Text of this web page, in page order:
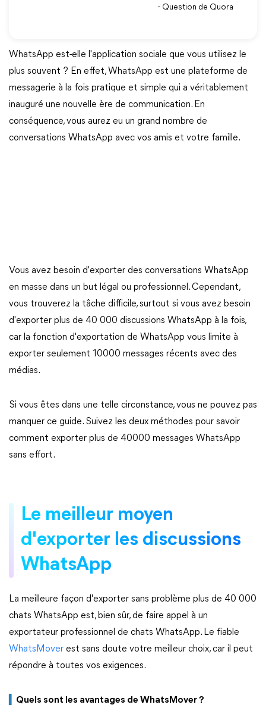
- Question de Quora
WhatsApp est-elle l'application sociale que vous utilisez le
plus souvent ? En effet, WhatsApp est une plateforme de
messagerie à la fois pratique et simple qui a véritablement
inauguré une nouvelle ère de communication. En
conséquence, vous aurez eu un grand nombre de
conversations WhatsApp avec vos amis et votre famille.
Vous avez besoin d'exporter des conversations WhatsApp
en masse dans un but légal ou professionnel. Cependant,
vous trouverez la tâche difficile, surtout si vous avez besoin
d'exporter plus de 40 000 discussions WhatsApp à la fois,
car la fonction d'exportation de WhatsApp vous limite à
exporter seulement 10000 messages récents avec des
médias.
Si vous êtes dans une telle circonstance, vous ne pouvez pas
manquer ce guide. Suivez les deux méthodes pour savoir
comment exporter plus de 40000 messages WhatsApp
sans effort.
Le meilleur moyen
d'exporter les discussions
WhatsApp
La meilleure façon d'exporter sans problème plus de 40 000
chats WhatsApp est, bien sûr, de faire appel à un
exportateur professionnel de chats WhatsApp. Le fiable
WhatsMover est sans doute votre meilleur choix, car il peut
répondre à toutes vos exigences.
Quels sont les avantages de WhatsMover ?